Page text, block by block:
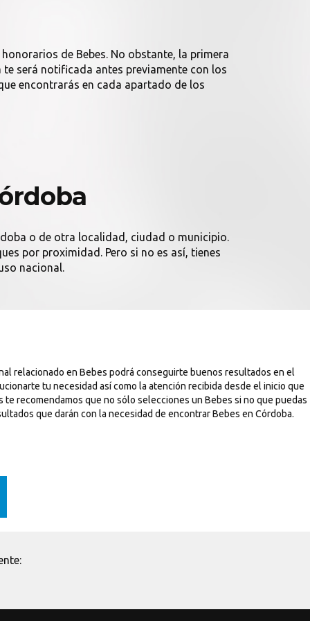
de Bebes. No obstante, la primera
será notificada antes previamente con los
encontrarás en cada apartado de los
o de otra localidad, ciudad o municipio.
por proximidad. Pero si no es así, tienes
nacional.
relacionado en Bebes podrá conseguirte buenos resultados en el
tu necesidad así como la atención recibida desde el inicio que
recomendamos que no sólo selecciones un Bebes si no que puedas
que darán con la necesidad de encontrar Bebes en Córdoba.